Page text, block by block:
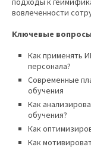
вовлеченности
Ключевые
Как применять
персонала?
Современные
обучения
Как
обучения?
Как
Как